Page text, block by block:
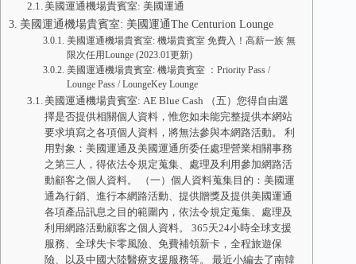
美國運通機場貴賓室: 美國運通
美國運通機場貴賓室: 美國運通The Centurion Lounge
美國運通機場貴賓室: 機場貴賓室 免費入！高薪一族 無
限次任用Lounge (2023.01更新)
美國運通機場貴賓室: 機場貴賓室 ：Priority Pass /
Lounge Pass / LoungeKey Lounge
美國運通機場貴賓室: AE Blue Cash （五）您得自由選
擇是否提供相關個人資料，惟您如未能完整提供本網站
要求填寫之各項個人資料，將無法參與本網路活動。 利
用對象：美國運通及美國運通所委任處理營業相關事務
之第三人，得依法令規定蒐集、處理及利用參加網路活
動顧客之個人資料。 （一）個人資料蒐集目的：美國運
通為行銷、進行本網路活動、提供贈獎及提供美國運通
各項產品訊息之目的範圍內，依法令規定蒐集、處理及
利用網路活動顧客之個人資料。 365天24小時全球支援
服務、全球失卡零風險、免費補領新卡，全程旅遊保
險、以及中國大陸醫療支援服務等。 最近小編去了南韓